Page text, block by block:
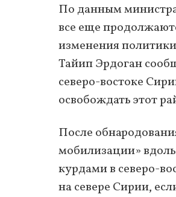
По данным
все еще
изменения
Тайип Эрдоган
северо-востоке
освобождать этот
После
мобилизации»
курдами в северо-
на севере Сирии,